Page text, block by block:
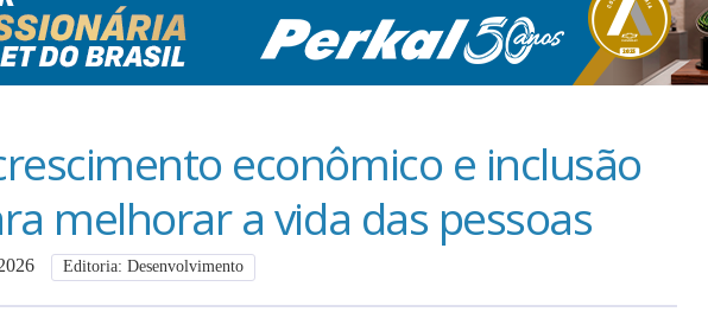
econômico e inclusão
melhorar a vida das pessoas
Editoria: Desenvolvimento